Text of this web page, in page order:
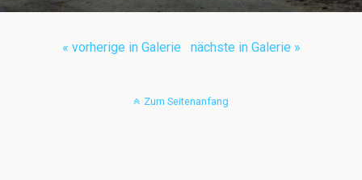
« vorherige in Galerie nächste in Galerie »
Zum Seitenanfang